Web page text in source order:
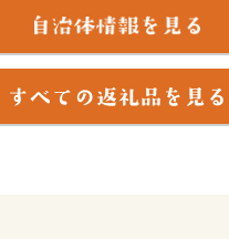
実施にあたっては、全国
プロジェクトコース と市
させていただき、多様な本
てご用意させていただいて
全国にお住まいの皆様に